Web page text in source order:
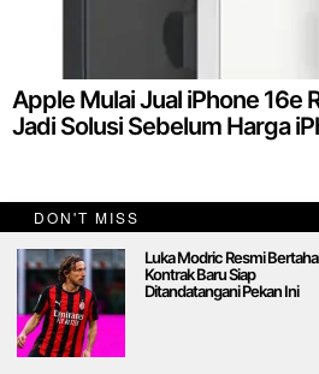
Apple Mulai Jual iPhone 16e
Jadi Solusi Sebelum Harga
DON'T MISS
Luka Modric Resmi
Kontrak Baru Siap
Ditandatangani Pekan Ini